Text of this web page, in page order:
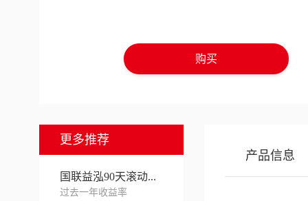
购买
更多推荐
国联益泓90天滚动...
过去一年收益率
产品信息